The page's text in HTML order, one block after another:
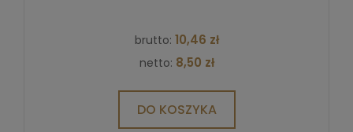
brutto: 10,46 zł
netto: 8,50 zł
DO KOSZYKA